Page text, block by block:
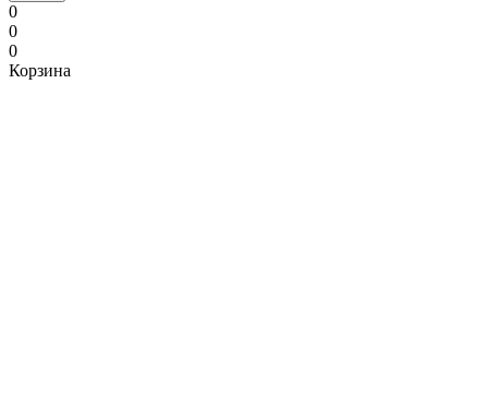
0
0
0
Корзина